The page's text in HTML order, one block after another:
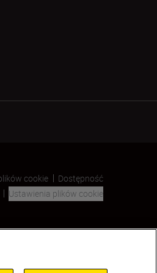
cookie
Dostępność
Ustawienia plików cookie